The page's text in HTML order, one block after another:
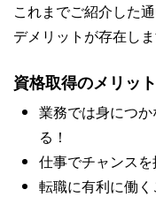
これまでご紹介した
デメリットが存在しま
資格取得のメリット
業務では身につ
る！
仕事でチャンスを
転職に有利に働く